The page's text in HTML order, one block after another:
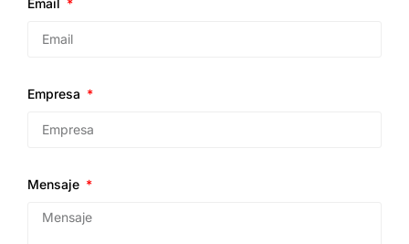
Empresa
Mensaje